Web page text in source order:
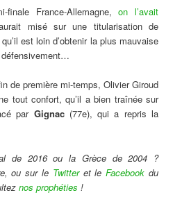
France-Allemagne,on l’avait
misé sur une titularisation de
est loin d’obtenir la plus mauvaise
de première mi-temps, Olivier Giroud
tout confort, qu’il a bien traînée sur
par Gignac(77e), qui a repris la
de 2016 ou la Grèce de 2004 ?
ou sur le Twitteret leFacebook du
nos prophéties !